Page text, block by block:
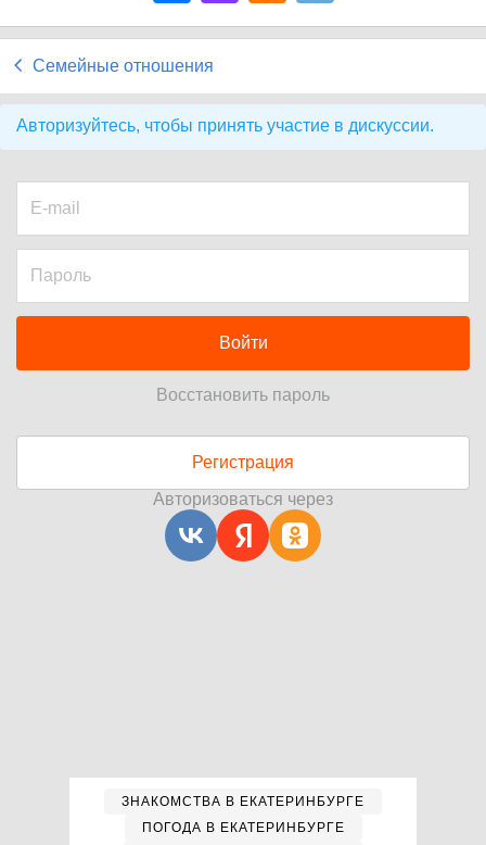
Семейные отношения
Авторизуйтесь, чтобы принять участие в дискуссии.
Войти
Восстановить пароль
Регистрация
Авторизоваться через
ЗНАКОМСТВА В ЕКАТЕРИНБУРГЕ
ПОГОДА В ЕКАТЕРИНБУРГЕ